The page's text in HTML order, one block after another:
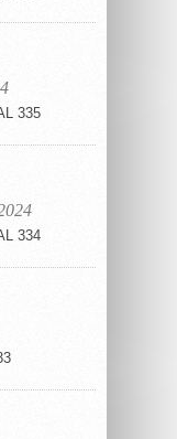
335
334